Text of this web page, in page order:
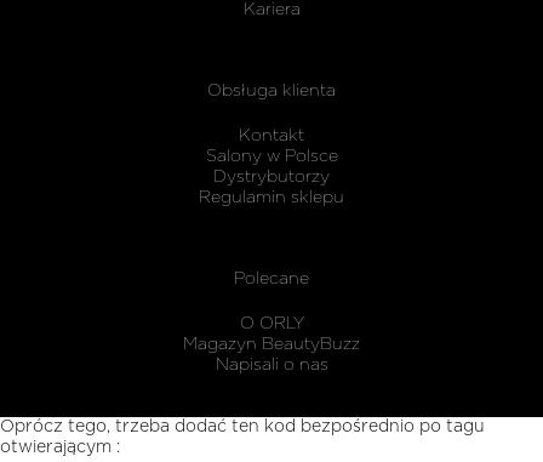
Kariera
Obsługa klienta
Kontakt
Salony w Polsce
Dystrybutorzy
Regulamin sklepu
Polecane
O ORLY
Magazyn BeautyBuzz
Napisali o nas
Oprócz tego, trzeba dodać ten kod bezpośrednio po tagu
otwierającym :